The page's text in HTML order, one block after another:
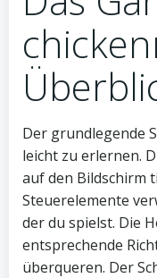
Der grundlegende
leicht zu erlernen.
auf den Bildschirm
Steuerelemente
der du spielst. Die
entsprechende
überqueren. Der